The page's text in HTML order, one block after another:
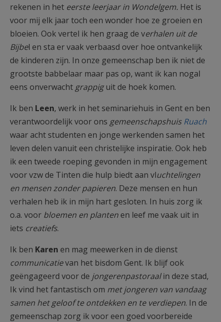
rekenen in het eerste leerjaar in Wondelgem. Het is
voor mij elk jaar toch een wonder hoe ze groeien en
bloeien. Ook vertel ik hen graag de verhalen uit de
Bijbel en sta er vaak verbaasd over hoe ontvankelijk
de kinderen zijn. In onze gemeenschap ben ik niet de
grootste babbelaar maar pas op, want ik kan nogal
eens onverwacht grappiguit de hoek komen.
Ik ben Leen, werk in het seminariehuis in Gent en ben
verantwoordelijk voor ons gemeenschapshuisRuach
waar acht studenten en jonge werkenden samen het
leven delen vanuit een christelijke inspiratie. Ook heb
ik een tweede roeping gevonden in mijn engagement
voor vzw de Tinten die hulp biedt aan vluchtelingen
en mensen zonder papieren. Deze mensen en hun
verhalen heb ik in mijn hart gesloten. In huis zorg ik
o.a. voor bloemen en plantenen leef me vaak uit in
iets creatiefs.
Ik ben Karen en mag meewerken in de dienst
communicatievan het bisdom Gent. Ik blijf ook
geëngageerd voor de jongerenpastoraalin deze stad,
Ik vind het fantastisch om met jongeren van vandaag
samen het geloof te ontdekken en te verdiepen. In de
gemeenschap zorg ik voor een goed voorbereide